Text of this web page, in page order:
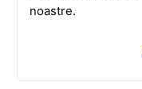
noastre.